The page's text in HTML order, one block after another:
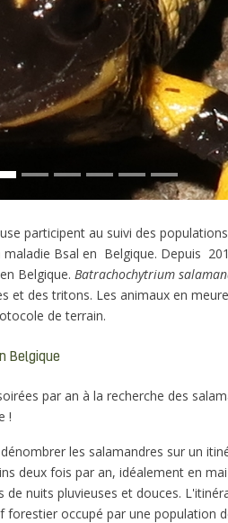
participent au suivi des
Bsal en Belgique. Depuis
Belgique. Batrachochytrium
et des tritons. Les animaux en
de terrain.
Belgique
par an à la recherche des
!
les salamandres sur un
deux fois par an, idéalement en
nuits pluvieuses et douces.
occupé par une population